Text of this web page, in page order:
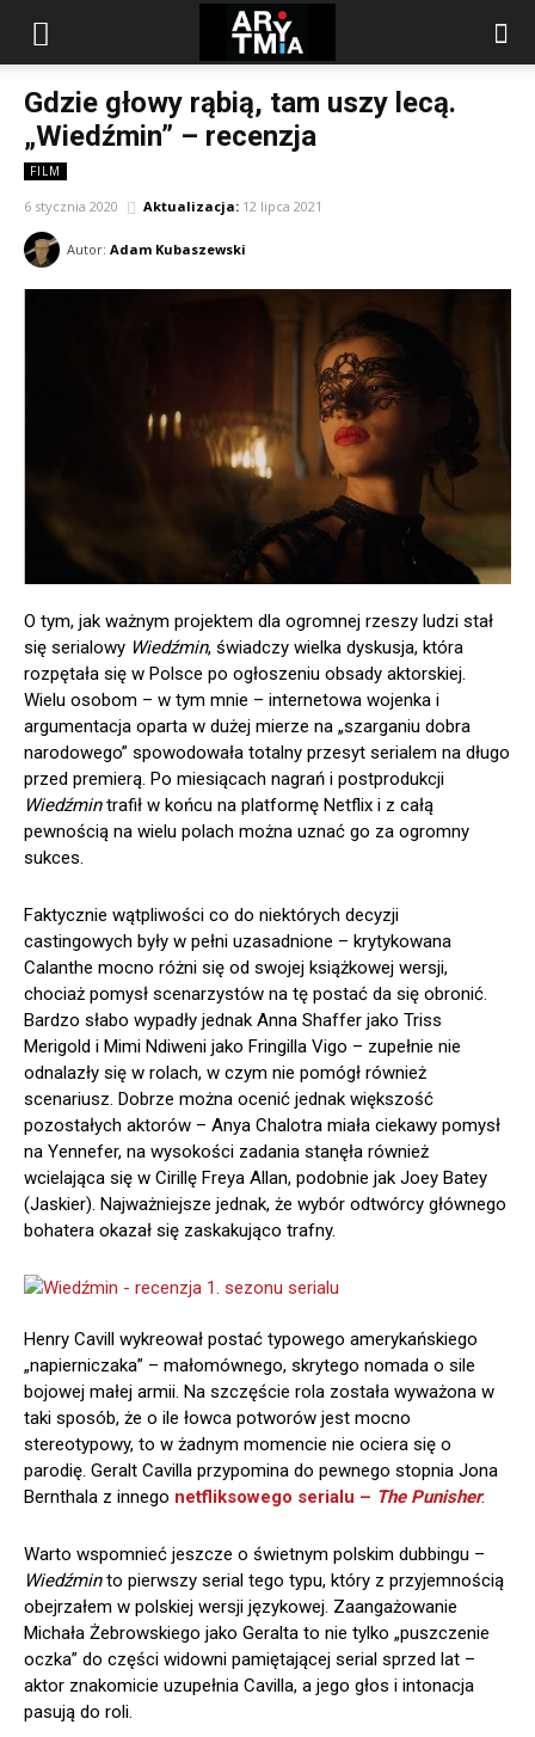
arytmia.eu
Gdzie głowy rąbią, tam uszy lecą.
„Wiedźmin” – recenzja
FILM
6 stycznia 2020 Aktualizacja: 12 lipca 2021
Autor: Adam Kubaszewski
O tym, jak ważnym projektem dla ogromnej rzeszy ludzi stał
się serialowy Wiedźmin, świadczy wielka dyskusja, która
rozpętała się w Polsce po ogłoszeniu obsady aktorskiej.
Wielu osobom – w tym mnie – internetowa wojenka i
argumentacja oparta w dużej mierze na „szarganiu dobra
narodowego” spowodowała totalny przesyt serialem na długo
przed premierą. Po miesiącach nagrań i postprodukcji
Wiedźmintrafił w końcu na platformę Netflix i z całą
pewnością na wielu polach można uznać go za ogromny
sukces.
Faktycznie wątpliwości co do niektórych decyzji
castingowych były w pełni uzasadnione – krytykowana
Calanthe mocno różni się od swojej książkowej wersji,
chociaż pomysł scenarzystów na tę postać da się obronić.
Bardzo słabo wypadły jednak Anna Shaffer jako Triss
Merigold i Mimi Ndiweni jako Fringilla Vigo – zupełnie nie
odnalazły się w rolach, w czym nie pomógł również
scenariusz. Dobrze można ocenić jednak większość
pozostałych aktorów – Anya Chalotra miała ciekawy pomysł
na Yennefer, na wysokości zadania stanęła również
wcielająca się w Cirillę Freya Allan, podobnie jak Joey Batey
(Jaskier). Najważniejsze jednak, że wybór odtwórcy głównego
bohatera okazał się zaskakująco trafny.
Henry Cavill wykreował postać typowego amerykańskiego
„napierniczaka” – małomównego, skrytego nomada o sile
bojowej małej armii. Na szczęście rola została wyważona w
taki sposób, że o ile łowca potworów jest mocno
stereotypowy, to w żadnym momencie nie ociera się o
parodię. Geralt Cavilla przypomina do pewnego stopnia Jona
Bernthala z innego netfliksowego serialu – The Punisher.
Warto wspomnieć jeszcze o świetnym polskim dubbingu –
Wiedźminto pierwszy serial tego typu, który z przyjemnością
obejrzałem w polskiej wersji językowej. Zaangażowanie
Michała Żebrowskiego jako Geralta to nie tylko „puszczenie
oczka” do części widowni pamiętającej serial sprzed lat –
aktor znakomicie uzupełnia Cavilla, a jego głos i intonacja
pasują do roli.